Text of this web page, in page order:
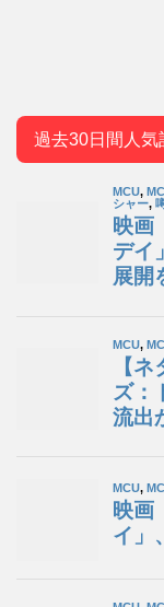
過去30日間人気